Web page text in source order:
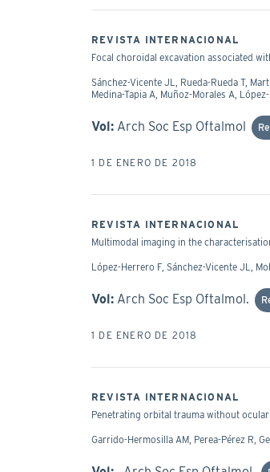
REVISTA INTERNACIONAL
Focal choroidal excavation associated
Sánchez-Vicente JL, Rueda-Rueda T,
Medina-Tapia A, Muñoz-Morales A,
Vol: Arch Soc Esp Oftalmol
1 DE ENERO DE 2018
REVISTA INTERNACIONAL
Multimodal imaging in the
López-Herrero F, Sánchez-Vicente JL,
Vol: Arch Soc Esp Oftalmol.
1 DE ENERO DE 2018
REVISTA INTERNACIONAL
Penetrating orbital trauma without
Garrido-Hermosilla AM, Perea-Pérez R,